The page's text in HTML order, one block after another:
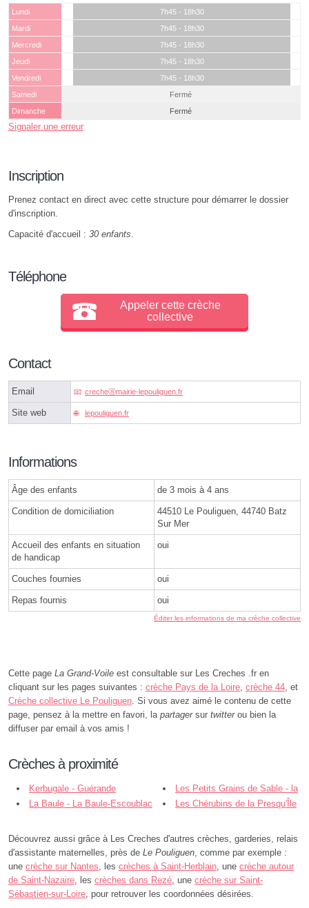
Lundi
7h45 - 18h30
Mardi
7h45 - 18h30
Mercredi
7h45 - 18h30
Jeudi
7h45 - 18h30
Vendredi
7h45 - 18h30
Samedi
Fermé
Dimanche
Fermé
Signaler une erreur
Inscription
Prenez contact en direct avec cette structure pour démarrer le dossier
d'inscription.
Capacité d'accueil : 30 enfants
Téléphone
Appeler cette crèche
collective
Contact
Email crecheⓐmairie-lepouliguen.fr
Site web lepouliguen.fr
Informations
Âge des enfants de 3 mois à 4 ans
Condition de domiciliation
44510 Le Pouliguen, 44740 Batz
Sur Mer
Accueil des enfants en situation
de handicap
oui
Couches fournies oui
Repas fournis oui
Éditer les informations de ma crèche collective
Cette page La Grand-Voile est consultable sur Les Creches .fr en
cliquant sur les pages suivantes : crèche Pays de la Loire crèche 44 , et
Crèche collective Le Pouliguen . Si vous avez aimé le contenu de cette
page, pensez à la mettre en favori, la partagersur twitterou bien la
diffuser par email à vos amis !
Crèches à proximité
Kerbugale - Guérande
Les Petits Grains de Sable - la
Baule - La Baule-Escoublac
La Baule - La Baule-Escoublac
Les Chérubins de la Presqu'Île
Découvrez aussi grâce à Les Creches d'autres crèches, garderies, relais
d'assistante maternelles, près de Le Pouliguen , comme par exemple :
une crèche sur Nantes , les crèches à Saint-Herblain , une crèche autour
de Saint-Nazaire , les crèches dans Rezé , une crèche sur Saint-
Sébastien-sur-Loire , pour retrouver les coordonnées désirées.